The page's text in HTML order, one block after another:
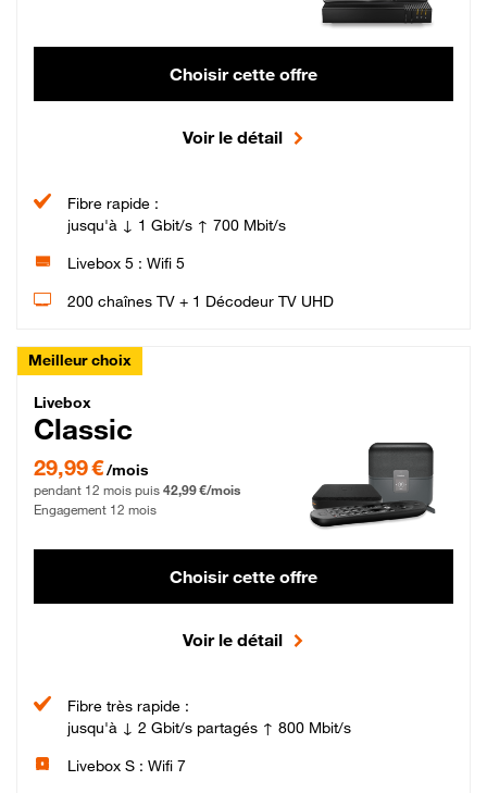
Choisir cette offre
Voir le détail
Fibre rapide :
jusqu'à ↓ 1 Gbit/s ↑ 700 Mbit/s
Livebox 5 : Wifi 5
200 chaînes TV + 1 Décodeur TV UHD
Meilleur choix
Livebox Classic Fibre
Livebox
Classic
29,99 € par mois pendant 12 mois puis 42,99 € par mois, Engagement 12 mois
29,99 €/mois
pendant 12 mois puis 42,99 €/mois
Engagement 12 mois
Choisir cette offre
Voir le détail
Fibre très rapide :
jusqu'à ↓ 2 Gbit/s partagés ↑ 800 Mbit/s
Livebox S : Wifi 7